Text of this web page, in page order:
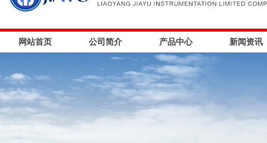
网站首页 公司简介 产品中心 新闻资讯